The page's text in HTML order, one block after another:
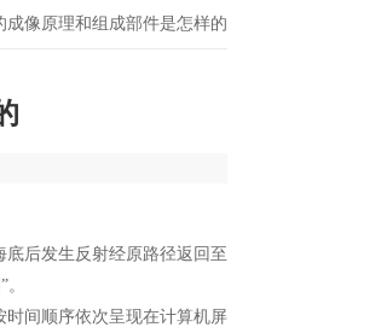
成像原理和组成部件是怎样的
后发生反射经原路径返回至
间顺序依次呈现在计算机屏